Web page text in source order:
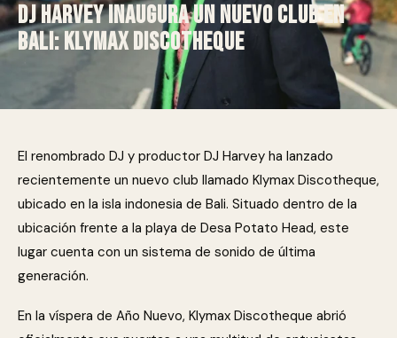
DJ Harvey inaugura un nuevo club en
Bali: Klymax Discotheque
El renombrado DJ y productor DJ Harvey ha lanzado
recientemente un nuevo club llamado Klymax Discotheque,
ubicado en la isla indonesia de Bali. Situado dentro de la
ubicación frente a la playa de Desa Potato Head, este
lugar cuenta con un sistema de sonido de última
generación.
En la víspera de Año Nuevo, Klymax Discotheque abrió